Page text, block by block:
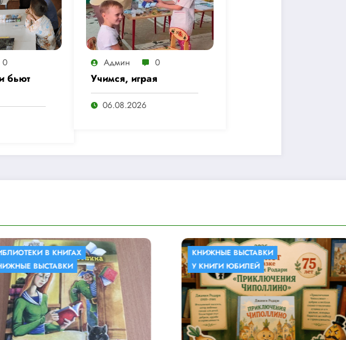
0
бьют
Админ 0
Учимся, играя
06.08.2026
КНИЖНЫЕ ВЫСТАВКИ
У КНИГИ ЮБИЛЕЙ
КНИЖНЫЕ ВЫСТАВКИ